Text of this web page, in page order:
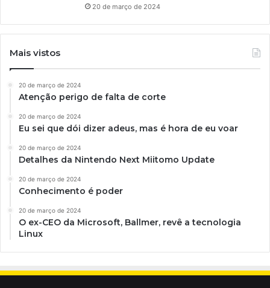
20 de março de 2024
Mais vistos
20 de março de 2024
Atenção perigo de falta de corte
20 de março de 2024
Eu sei que dói dizer adeus, mas é hora de eu voar
20 de março de 2024
Detalhes da Nintendo Next Miitomo Update
20 de março de 2024
Conhecimento é poder
20 de março de 2024
O ex-CEO da Microsoft, Ballmer, revê a tecnologia
Linux